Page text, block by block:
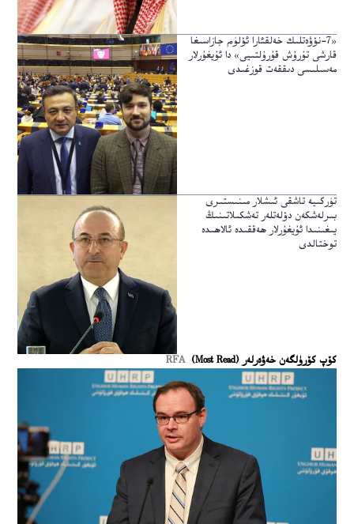
«7-نۆۋەتلىك خەلقئارا ئۆلۈم جازاسىغا
قارشى تۇرۇش قۇرۇلتىيى» دا ئۇيغۇرلار
مەسىلىسى دىققەت قوزغىدى
تۈركىيە تاشقى ئىشلار مىنىستىرى
بىرلەشكەن دۆلەتلەر تەشكىلاتىنىڭ
يىغىنىدا ئۇيغۇرلار ھەققىدە ئالاھىدە
توختالدى
كۆپ كۆرۈلگەن خەۋەرلەر (Most Read) RFA